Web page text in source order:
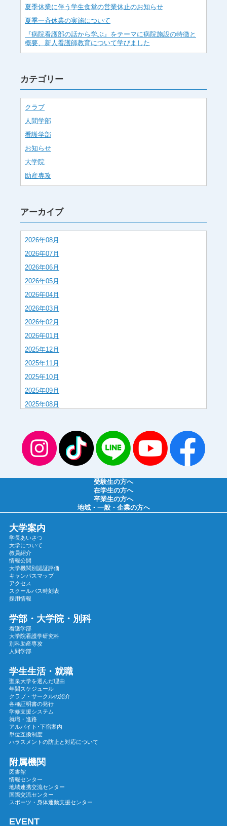
夏季休業に伴う学生食堂の営業休止のお知らせ
夏季一斉休業の実施について
『病院看護部の話から学ぶ』をテーマに病院施設の特徴と
概要、新人看護師教育について学びました
カテゴリー
クラブ
人間学部
看護学部
お知らせ
大学院
助産専攻
アーカイブ
2026年08月
2026年07月
2026年06月
2026年05月
2026年04月
2026年03月
2026年02月
2026年01月
2025年12月
2025年11月
2025年10月
2025年09月
2025年08月
2025年06月
2025年05月
2025年04月
2024年12月
2024年11月
2024年10月
2024年09月
2024年08月
2024年07月
2024年06月
2024年04月
2024年03月
2024年02月
2023年12月
2023年11月
2023年10月
2023年09月
2023年08月
2023年07月
2023年06月
2023年05月
2023年04月
2023年03月
受験生の方へ
在学生の方へ
卒業生の方へ
地域・一般・企業の方へ
大学案内
学長あいさつ
大学について
教員紹介
情報公開
大学機関別認証評価
キャンパスマップ
アクセス
スクールバス時刻表
採用情報
学部・大学院・別科
看護学部
大学院看護学研究科
別科助産専攻
人間学部
学生生活・就職
聖泉大学を選んだ理由
年間スケジュール
クラブ・サークルの紹介
各種証明書の発行
学修支援システム
就職・進路
アルバイト･下宿案内
単位互換制度
ハラスメントの防止と対応について
附属機関
図書館
情報センター
地域連携交流センター
国際交流センター
スポーツ・身体運動支援センター
EVENT